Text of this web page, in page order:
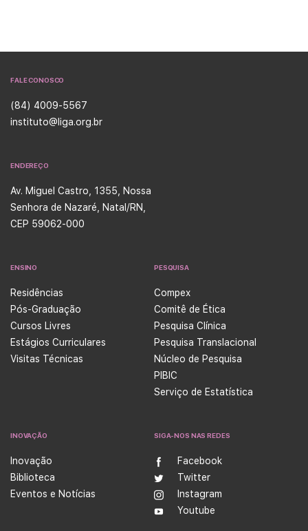
FALE CONOSCO
(84) 4009-5567
instituto@liga.org.br
ENDEREÇO
Av. Miguel Castro, 1355, Nossa
Senhora de Nazaré, Natal/RN,
CEP 59062-000
ENSINO
Residências
Pós-Graduação
Cursos Livres
Estágios Curriculares
Visitas Técnicas
PESQUISA
Compex
Comitê de Ética
Pesquisa Clínica
Pesquisa Translacional
Núcleo de Pesquisa
PIBIC
Serviço de Estatística
INOVAÇÃO
Inovação
Biblioteca
Eventos e Notícias
SIGA-NOS NAS REDES
Facebook
Twitter
Instagram
Youtube